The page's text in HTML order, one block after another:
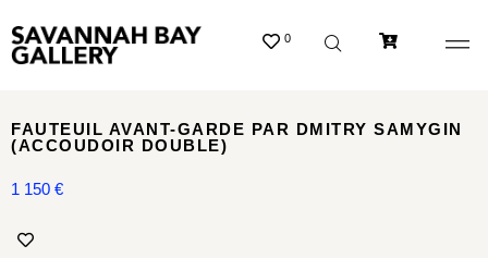
0
FAUTEUIL AVANT-GARDE PAR DMITRY SAMYGIN
(ACCOUDOIR DOUBLE)
1 150 €